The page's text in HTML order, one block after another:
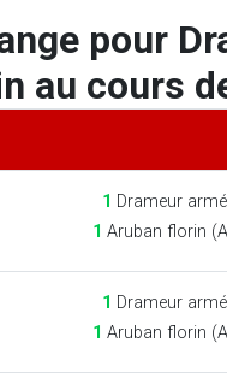
pour
au cours
1 Drameur
1 Aruban florin
1 Drameur
1 Aruban florin